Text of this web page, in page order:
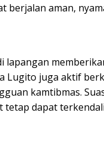
berjalan aman,
lapangan
Lugito juga aktif
kamtibmas.
tetap dapat